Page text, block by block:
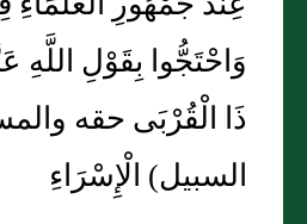
وَاحْتَجُّوا بِقَوْلِ
ذَا الْقُرْبَى حقه
السبيل) الْإِسْرَاءِ